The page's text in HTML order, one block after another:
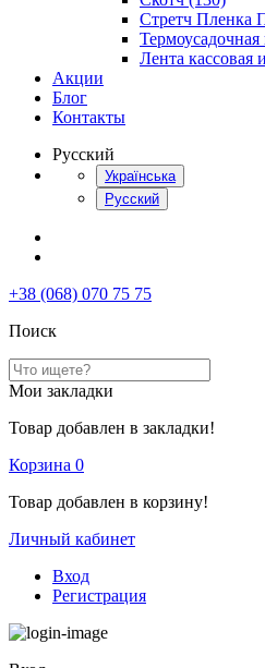
Стретч Пленка
Лента кассовая
Акции
Блог
Контакты
Русский
Українська
Русский
+38 (068) 070 75 75
Поиск
Мои закладки
Товар добавлен в закладки!
Корзина 0
Товар добавлен в корзину!
Личный кабинет
Вход
Регистрация